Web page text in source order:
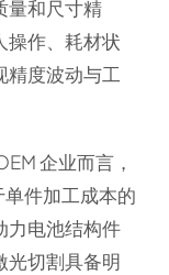
量和尺寸精
操作、耗材状
精度波动与工
企业而言，
件加工成本的
力电池结构件
光切割具备明